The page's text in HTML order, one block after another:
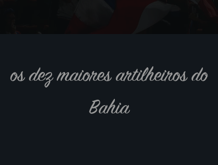
os dez maiores artilheiros do
Bahia